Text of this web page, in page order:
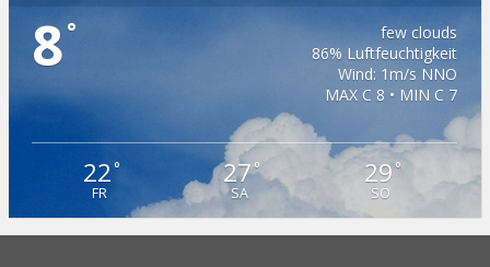
8°
few clouds
86% Luftfeuchtigkeit
Wind: 1m/s NNO
MAX C 8 • MIN C 7
22°
FR
27°
SA
29°
SO